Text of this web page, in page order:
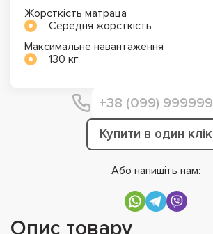
Жорсткість матраца
Середня жорсткість
Максимальне навантаження
130 кг.
Купити в один клік
Або напишіть нам:
Опис товару